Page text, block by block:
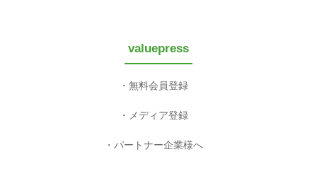
valuepress
無料会員登録
メディア登録
パートナー企業様へ